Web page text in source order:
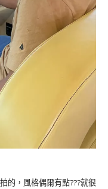
的，風格偶爾有點???就很